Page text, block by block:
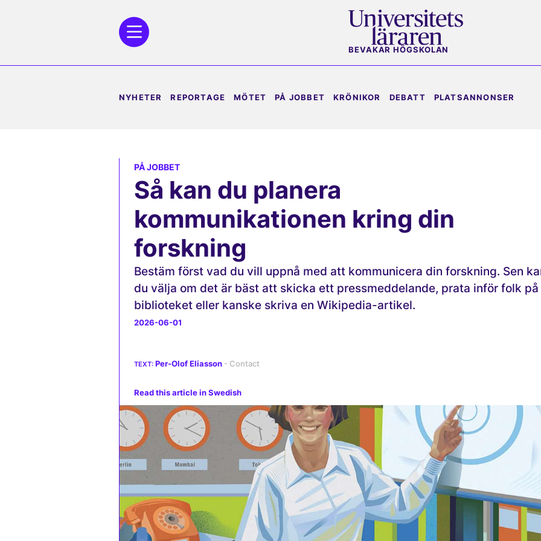
BEVAKAR HÖGSKOLAN
NYHETER REPORTAGE MÖTET PÅ JOBBET KRÖNIKOR DEBATT PLATSANNONSER
PÅ JOBBET
Så kan du planera
kommunikationen kring din
forskning
Bestäm först vad du vill uppnå med att kommunicera din forskning. Sen
du välja om det är bäst att skicka ett pressmeddelande, prata inför folk på
biblioteket eller kanske skriva en Wikipedia-artikel.
2026-06-01
Per-Olof Eliasson
Read this article in Swedish